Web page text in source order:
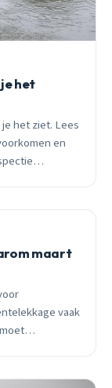
het
het ziet. Lees
en
maart
vaak